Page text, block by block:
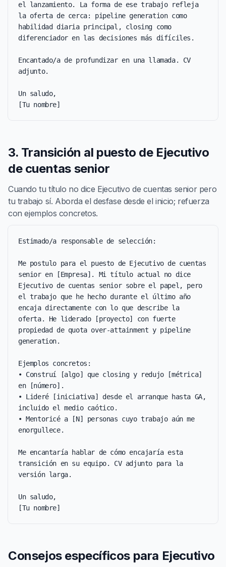
el lanzamiento. La forma de ese trabajo refleja
la oferta de cerca: pipeline generation como
habilidad diaria principal, closing como
diferenciador en las decisiones más difíciles.
Encantado/a de profundizar en una llamada. CV
adjunto.
Un saludo,
[Tu nombre]
3. Transición al puesto de Ejecutivo
de cuentas senior
Cuando tu título no dice Ejecutivo de cuentas senior pero
tu trabajo sí. Aborda el desfase desde el inicio; refuerza
con ejemplos concretos.
Estimado/a responsable de selección:
Me postulo para el puesto de Ejecutivo de cuentas
senior en [Empresa]. Mi título actual no dice
Ejecutivo de cuentas senior sobre el papel, pero
el trabajo que he hecho durante el último año
encaja directamente con lo que describe la
oferta. He liderado [proyecto] con fuerte
propiedad de quota over-attainment y pipeline
generation.
Ejemplos concretos:
• Construí [algo] que closing y redujo [métrica]
en [número].
• Lideré [iniciativa] desde el arranque hasta GA,
incluido el medio caótico.
• Mentoricé a [N] personas cuyo trabajo aún me
enorgullece.
Me encantaría hablar de cómo encajaría esta
transición en su equipo. CV adjunto para la
versión larga.
Un saludo,
[Tu nombre]
Consejos específicos para Ejecutivo